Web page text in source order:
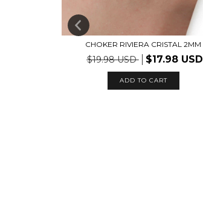
CHOKER RIVIERA CRISTAL 2MM
$19.98 USD $17.98 USD
ADD TO CART